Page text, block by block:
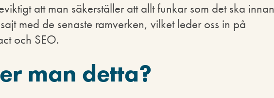
att man säkerställer att allt funkar som det ska innan
med de senaste ramverken, vilket leder oss in på
och SEO.
man detta?